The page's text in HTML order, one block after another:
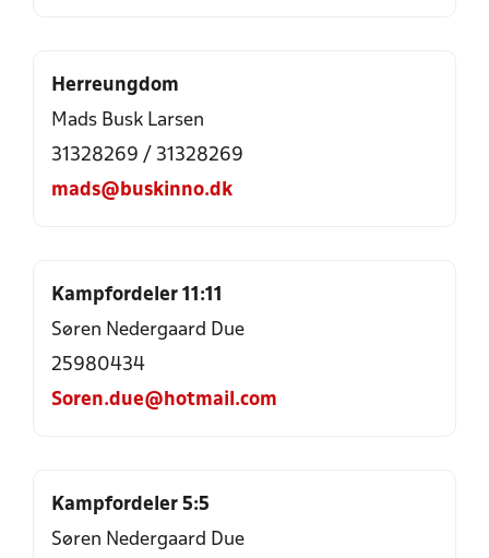
Herreungdom
Mads Busk Larsen
31328269 / 31328269
mads@buskinno.dk
Kampfordeler 11:11
Søren Nedergaard Due
25980434
Soren.due@hotmail.com
Kampfordeler 5:5
Søren Nedergaard Due